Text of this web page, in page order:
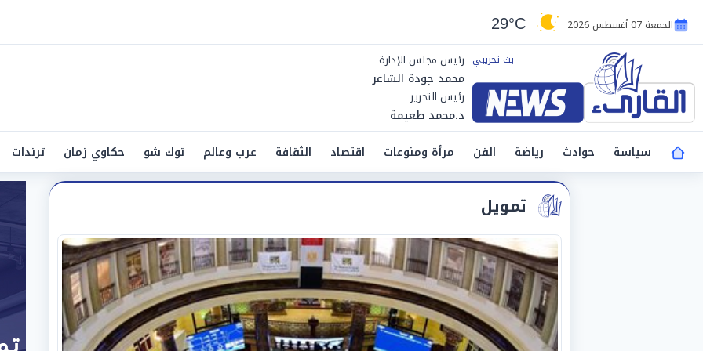
الجمعة 07 أغسطس 2026 29°C
رئيس مجلس الإدارة
محمد جودة الشاعر
رئيس التحرير
د.محمد طعيمة
سياسة
حوادث رياضة الفن مرأة ومنوعات اقتصاد الثقافة عرب وعالم توك شو حكاوي زمان ترندات
تمويل